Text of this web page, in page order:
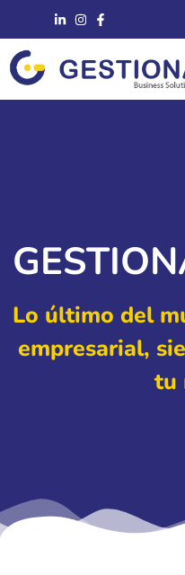
Lo último del
empresarial,
tu